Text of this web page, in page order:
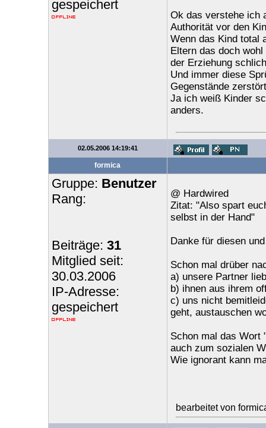
gespeichert
Ok das verstehe ich
Authorität vor den
Wenn das Kind total
Eltern das doch
der Erziehung
Und immer diese
Gegenstände
Ja ich weiß Kinder
anders.
02.05.2006 14:19:41
formica
Gruppe: Benutzer
Rang:
Beiträge: 31
Mitglied seit:
30.03.2006
IP-Adresse:
gespeichert
@ Hardwired
Zitat: "Also spart
selbst in der Hand"
Danke für diesen
Schon mal drüber
a) unsere Partner
b) ihnen aus ihrem
c) uns nicht
geht, austauschen
Schon mal das Wort
auch zum sozialen
Wie ignorant kann
bearbeitet von